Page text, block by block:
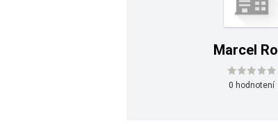
Marcel
0 hodnotení